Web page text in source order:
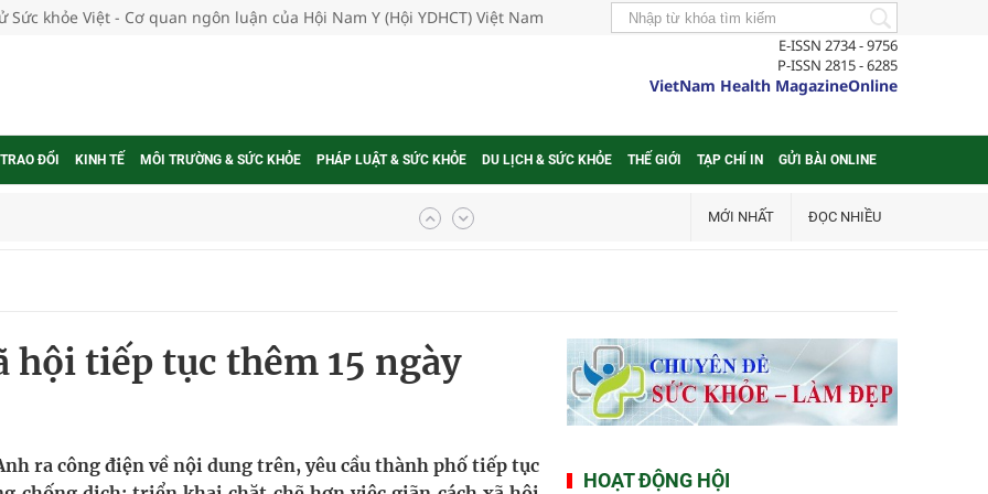
Sức khỏe Việt - Cơ quan ngôn luận của Hội Nam Y (Hội YDHCT) Việt Nam
E-ISSN 2734 - 9756
P-ISSN 2815 - 6285
VietNam Health MagazineOnline
ĐỔI KINH TẾ MÔI TRƯỜNG & SỨC KHỎE PHÁP LUẬT & SỨC KHỎE DU LỊCH & SỨC KHỎE THẾ GIỚI TẠP CHÍ IN GỬI BÀI ONLINE
ung thư
quốc
mới của Việt Nam
hai cấp trong quản lý hoạt động nha khoa,
MỚI NHẤT ĐỌC NHIỀU
hội tiếp tục thêm 15 ngày
ra công điện về nội dung trên, yêu cầu thành phố tiếp tục
HOẠT ĐỘNG HỘI